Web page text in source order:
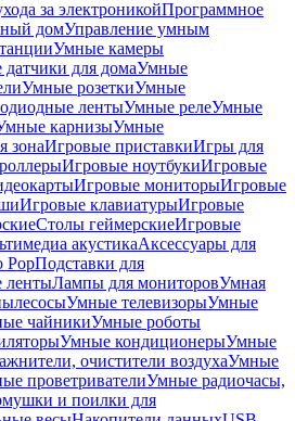
за электроникойПрограммное
домУправление умным
Умные камеры
для домаУмные
Умные розеткиУмные
лентыУмные релеУмные
карнизыУмные
зонаИгровые приставкиИгры для
Игровые ноутбукиИгровые
Игровые мониторыИгровые
Игровые клавиатурыИгровые
Столы геймерскиеИгровые
акустикаАксессуары для
PopПодставки для
лентыЛампы для мониторовУмная
Умные телевизорыУмные
чайникиУмные роботы
Умные кондиционерыУмные
очистители воздухаУмные
проветривателиУмные радиочасы,
и поилки для